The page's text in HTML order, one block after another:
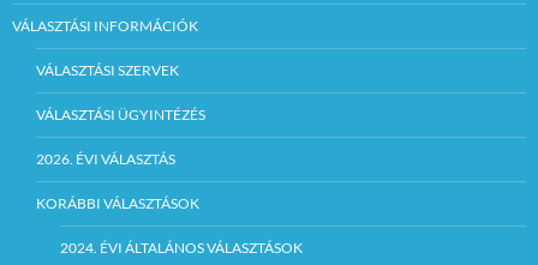
VÁLASZTÁSI INFORMÁCIÓK
VÁLASZTÁSI SZERVEK
VÁLASZTÁSI ÜGYINTÉZÉS
2026. ÉVI VÁLASZTÁS
KORÁBBI VÁLASZTÁSOK
2024. ÉVI ÁLTALÁNOS VÁLASZTÁSOK